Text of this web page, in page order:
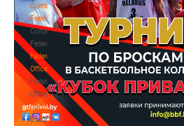
Contact
Federation
Contact
Federation
Federation
Office
Federation
Office
Documentation
Documentation